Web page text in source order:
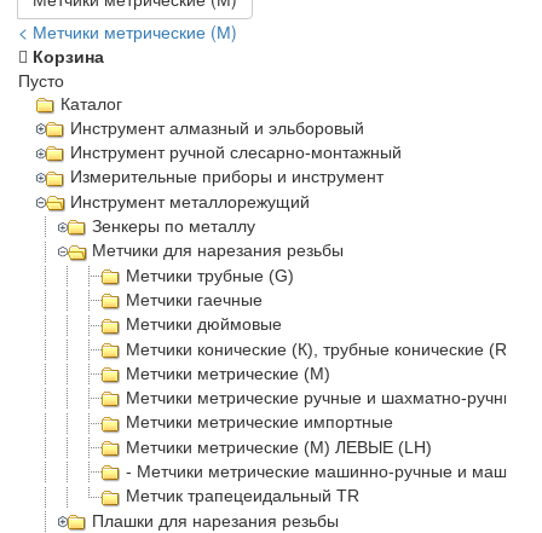
< Метчики метрические (М)
Корзина
Пусто
Каталог
Инструмент алмазный и эльборовый
Инструмент ручной слесарно-монтажный
Измерительные приборы и инструмент
Инструмент металлорежущий
Зенкеры по металлу
Метчики для нарезания резьбы
Метчики трубные (G)
Метчики гаечные
Метчики дюймовые
Метчики конические (К), трубные конические (Rc)
Метчики метрические (М)
Метчики метрические ручные и шахматно-ручные
Метчики метрические импортные
Метчики метрические (М) ЛЕВЫЕ (LH)
- Метчики метрические машинно-ручные и
Метчик трапецеидальный TR
Плашки для нарезания резьбы